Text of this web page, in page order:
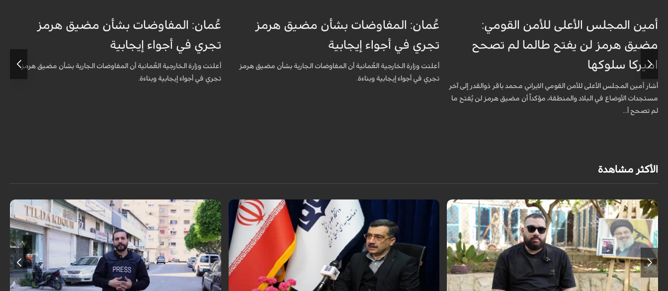
أمين المجلس الأعلى للأمن القومي:
مضيق هرمز لن يفتح طالما لم تصحح
اميركا سلوكها
أشار أمين المجلس الأعلى للأمن القومي الايراني محمد باقر ذوالقدر إلى آخر
مستجدات الأوضاع في البلاد والمنطقة، مؤكداً أن مضيق هرمز لن يُفتح ما
لم تصحح أ...
عُمان: المفاوضات بشأن مضيق هرمز
تجري في أجواء إيجابية
أعلنت وزارة الخارجية العُمانية أن المفاوضات الجارية بشأن مضيق هرمز
تجري في أجواء إيجابية وبناءة.
عُمان: المفاوضات بشأن مضيق هرمز
تجري في أجواء إيجابية
أعلنت وزارة الخارجية العُمانية أن المفاوضات الجارية بشأن مضيق هرمز
تجري في أجواء إيجابية وبناءة.
الأكثر مشاهدة
برنامج "بالعين المجردة" هو توثيق إنسانيٌّ شجاعٌ للحياة تحت وطأة الحرب، حيث
نستمع فيه إلى شهاداتٍ حيّةٍ لأشخاص عايشوا التفجيرات والدمار، فنرى بعيونهم
قال معاون وزير الصحة الإيراني لشؤون البحوث والتكنولوجيا، شاهين آخوندزاده،
إن التحقيقات التي أجرتها وزارة الصحة بشأن قصف مدينة لامِرد في محافظة